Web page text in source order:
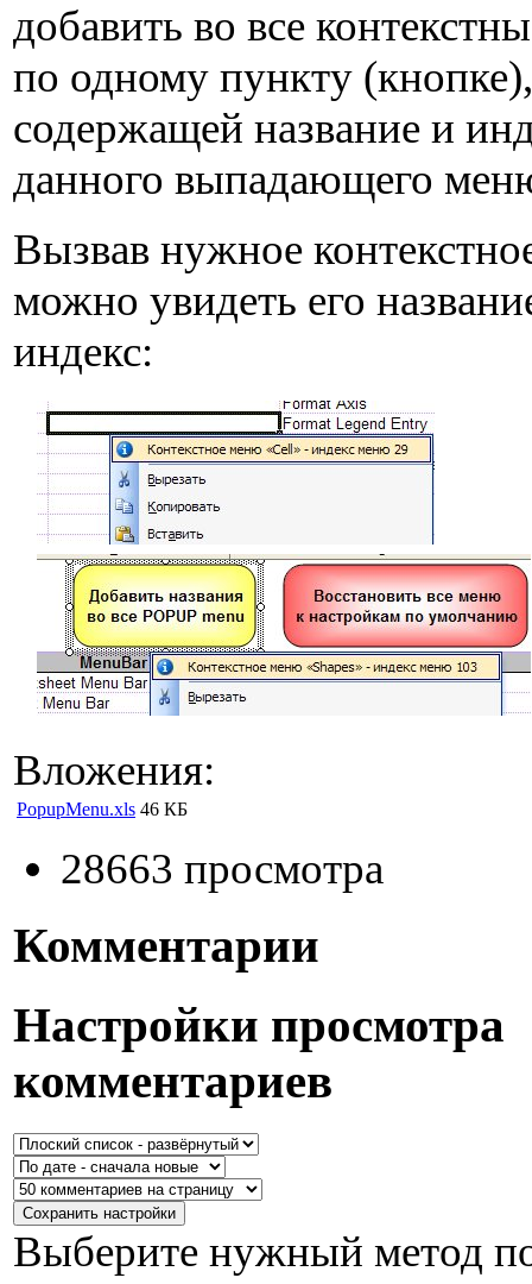
добавить во все
по одному пункту (кнопке),
содержащей название и
данного выпадающего
Вызвав нужное
можно увидеть его
индекс:
Вложения:
PopupMenu.xls 46 КБ
28663 просмотра
Комментарии
Настройки просмотра
комментариев
Выберите нужный метод